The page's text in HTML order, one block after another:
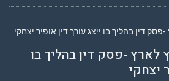
לארץ -פסק דין בהליך בו
יצחקי